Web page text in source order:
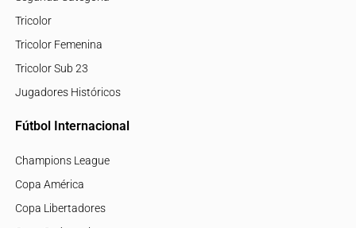
Tricolor
Tricolor Femenina
Tricolor Sub 23
Jugadores Históricos
Fútbol Internacional
Champions League
Copa América
Copa Libertadores